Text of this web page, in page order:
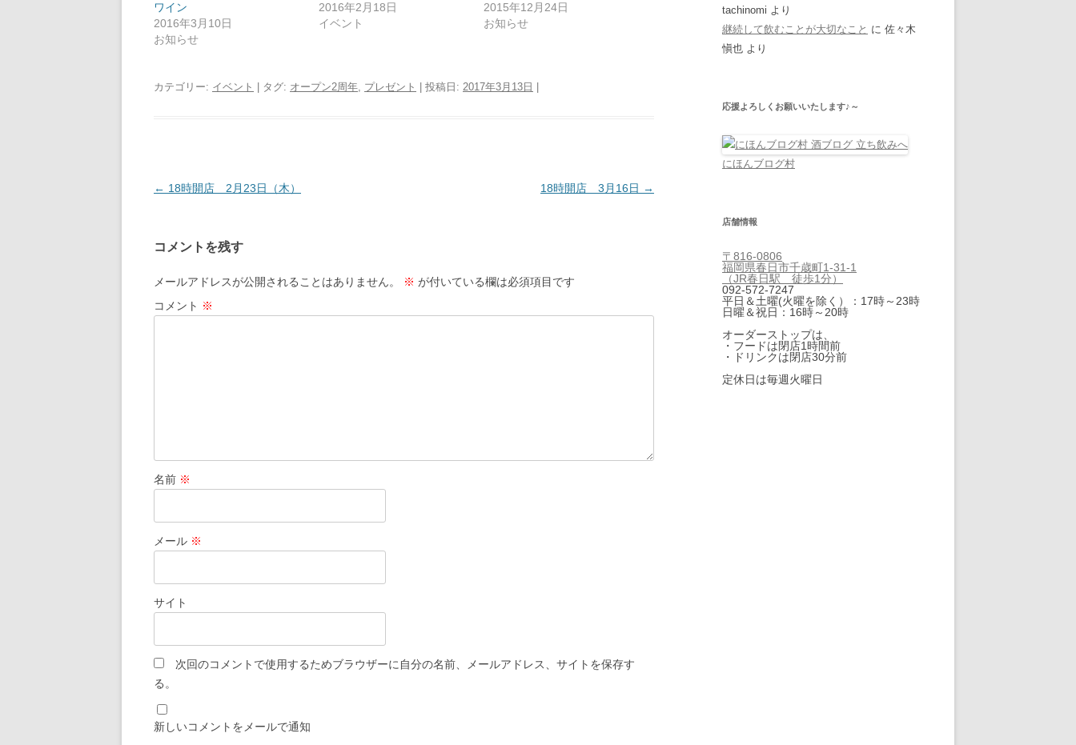
ワイン
2016年3月10日
お知らせ
2016年2月18日
イベント
2015年12月24日
お知らせ
カテゴリー: イベント | タグ: オープン2周年, プレゼント | 投稿日: 2017年3月13日
投
ビ
ゲ
ー
← 18時開店 2月23日（木） 18時開店 3月16日 →
コメントを残す
メールアドレスが公開されることはありません。 ※ が付いている欄は必須項目です
コメント ※
名前 ※
メール ※
サイト
次回のコメントで使用するためブラウザーに自分の名前、メールアドレス、サイトを保存す
る。
新しいコメントをメールで通知
tachinomi より
継続して飲むことが大切なこと に 佐々木
愼也 より
応援よろしくお願いいたします♪～
にほんブログ村
店舗情報
〒816-0806
福岡県春日市千歳町1-31-1
（JR春日駅 徒歩1分）
092-572-7247
平日＆土曜(火曜を除く）：17時～23時
日曜＆祝日：16時～20時
オーダーストップは、
・フードは閉店1時間前
・ドリンクは閉店30分前
定休日は毎週火曜日